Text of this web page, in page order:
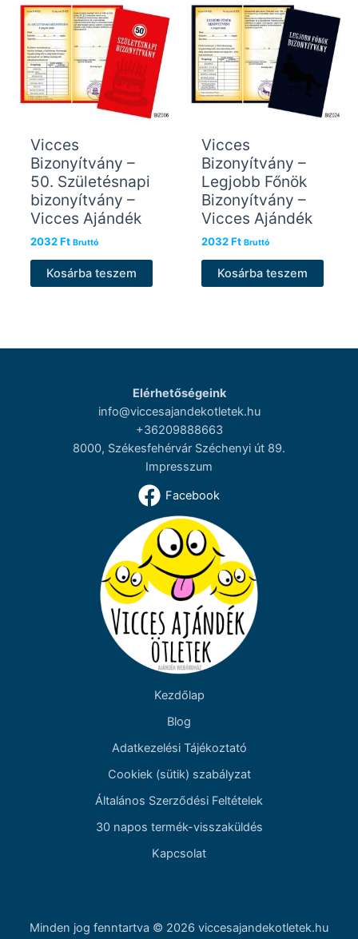
Vicces
Bizonyítvány –
50. Születésnapi
bizonyítvány –
Vicces Ajándék
2032Ft Bruttó
Kosárba teszem
Vicces
Bizonyítvány –
Legjobb Főnök
Bizonyítvány –
Vicces Ajándék
2032Ft Bruttó
Kosárba teszem
Elérhetőségeink
info@viccesajandekotletek.hu
+36209888663
8000, Székesfehérvár Széchenyi út 89.
Impresszum
Facebook
Kezdőlap
Blog
Adatkezelési Tájékoztató
Cookiek (sütik) szabályzat
Általános Szerződési Feltételek
30 napos termék-visszaküldés
Kapcsolat
Minden jog fenntartva © 2026 viccesajandekotletek.hu